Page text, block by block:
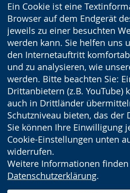
Ein Cookie ist eine
Browser auf dem Endgerät
jeweils zu einer besuchten
werden kann. Sie helfen uns
den Internetauftritt
und zu analysieren, wie
werden. Bitte beachten Sie:
Drittanbietern (z.B. YouTube)
auch in Drittländer
Schutzniveau bieten, das der
Sie können Ihre Einwilligung
Cookie-Einstellungen unten
widerrufen.
Weitere Informationen
Datenschutzerklärung.